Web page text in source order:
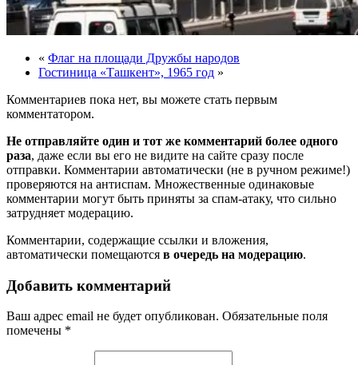
« Флаг на площади Дружбы народов
Гостиница «Ташкент», 1965 год »
Комментариев пока нет, вы можете стать первым
комментатором.
Не отправляйте один и тот же комментарий более одного
раза, даже если вы его не видите на сайте сразу после
отправки. Комментарии автоматически (не в ручном режиме!)
проверяются на антиспам. Множественные одинаковые
комментарии могут быть приняты за спам-атаку, что сильно
затрудняет модерацию.
Комментарии, содержащие ссылки и вложения,
автоматически помещаются в очередь на модерацию.
Добавить комментарий
Ваш адрес email не будет опубликован. Обязательные поля
помечены *